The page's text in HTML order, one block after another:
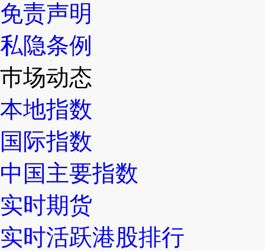
免责声明
私隐条例
巿场动态
本地指数
国际指数
中国主要指数
实时期货
实时活跃港股排行